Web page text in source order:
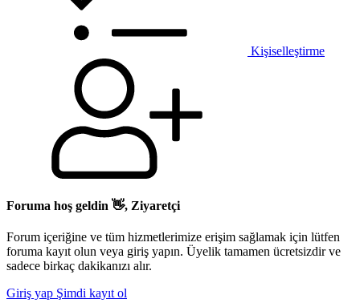
Kişiselleştirme
Foruma hoş geldin 👋, Ziyaretçi
Forum içeriğine ve tüm hizmetlerimize erişim sağlamak için lütfen
foruma kayıt olun veya giriş yapın. Üyelik tamamen ücretsizdir ve
sadece birkaç dakikanızı alır.
Giriş yap Şimdi kayıt ol